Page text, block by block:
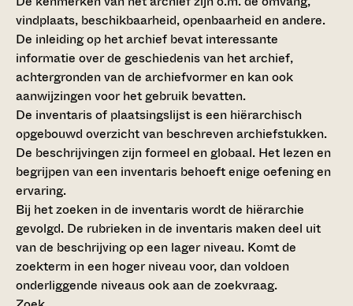
vindplaats, beschikbaarheid, openbaarheid en andere.
De inleiding op het archief bevat interessante
informatie over de geschiedenis van het archief,
achtergronden van de archiefvormer en kan ook
aanwijzingen voor het gebruik bevatten.
De inventaris of plaatsingslijst is een hiërarchisch
opgebouwd overzicht van beschreven archiefstukken.
De beschrijvingen zijn formeel en globaal. Het lezen en
begrijpen van een inventaris behoeft enige oefening en
ervaring.
Bij het zoeken in de inventaris wordt de hiërarchie
gevolgd. De rubrieken in de inventaris maken deel uit
van de beschrijving op een lager niveau. Komt de
zoekterm in een hoger niveau voor, dan voldoen
onderliggende niveaus ook aan de zoekvraag.